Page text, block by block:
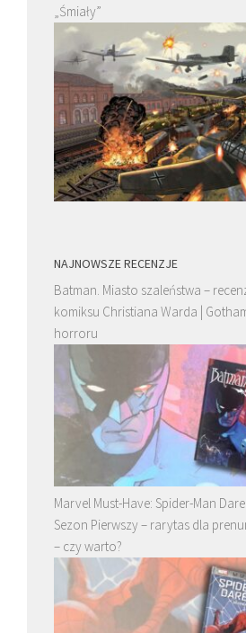
„Śmiały”
NAJNOWSZE RECENZJE
Batman. Miasto szaleństwa –
komiksu Christiana Warda |
horroru
Marvel Must-Have: Spider-Man
Sezon Pierwszy – rarytas dla
– czy warto?